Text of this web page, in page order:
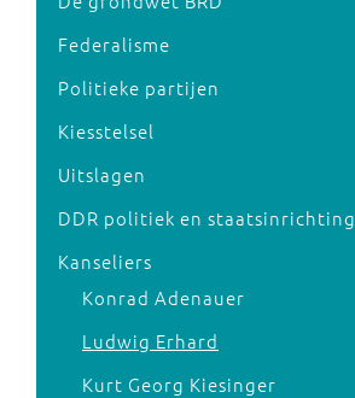
Federalisme
Politieke partijen
Kiesstelsel
Uitslagen
DDR politiek en staatsinrichting
Kanseliers
Konrad Adenauer
Ludwig Erhard
Kurt Georg Kiesinger